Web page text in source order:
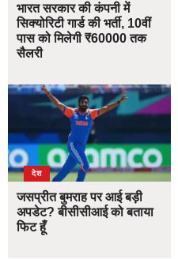
भारत सरकार की कंपनी में
सिक्योरिटी गार्ड की भर्ती, 10वीं
पास को मिलेगी ₹60000 तक
सैलरी
देश
जसप्रीत बुमराह पर आई बड़ी
अपडेट? बीसीसीआई को बताया
फिट हूँ